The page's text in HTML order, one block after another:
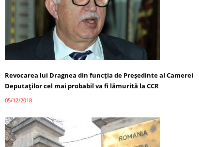
Revocarea lui Dragnea din funcția de Președinte al Camerei
Deputaților cel mai probabil va fi lămurită la CCR
05/12/2018